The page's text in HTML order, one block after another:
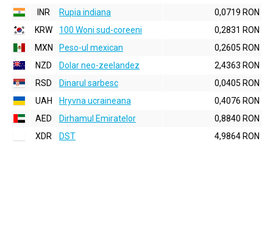
INR
Rupia indiana
0,0719 RON
KRW
100 Woni sud-coreeni
0,2831 RON
MXN
Peso-ul mexican
0,2605 RON
NZD
Dolar neo-zeelandez
2,4363 RON
RSD
Dinarul sarbesc
0,0405 RON
UAH
Hryvna ucraineana
0,4076 RON
AED
Dirhamul Emiratelor
0,8840 RON
XDR
DST 4,9864 RON